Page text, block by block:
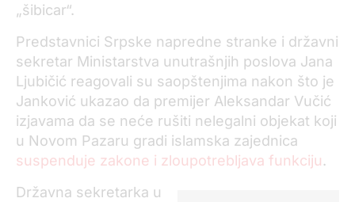
„šibicar“.
Predstavnici Srpske napredne stranke i državni
sekretar Ministarstva unutrašnjih poslova Jana
Ljubičić reagovali su saopštenjima nakon što je
Janković ukazao da premijer Aleksandar Vučić
izjavama da se neće rušiti nelegalni objekat koji
u Novom Pazaru gradi islamska zajednica
suspenduje zakone i zloupotrebljava funkciju.
Državna sekretarka u